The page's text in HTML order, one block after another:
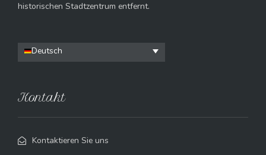
historischen Stadtzentrum entfernt.
Deutsch
Kontakt
Kontaktieren Sie uns